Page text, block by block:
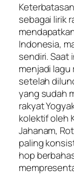
sebagai lirik
Indonesia,
sendiri. Saat
menjadi lagu
setelah
yang sudah
rakyat
kolektif oleh
Jahanam,
paling
hop